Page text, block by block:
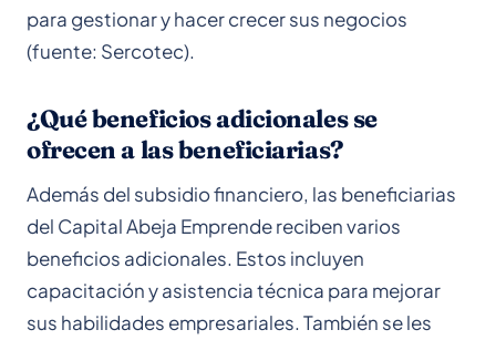
para gestionar y hacer crecer sus negocios
(fuente: Sercotec).
¿Qué beneficios adicionales se
ofrecen a las beneficiarias?
Además del subsidio financiero, las beneficiarias
del Capital Abeja Emprende reciben varios
beneficios adicionales. Estos incluyen
capacitación y asistencia técnica para mejorar
sus habilidades empresariales. También se les